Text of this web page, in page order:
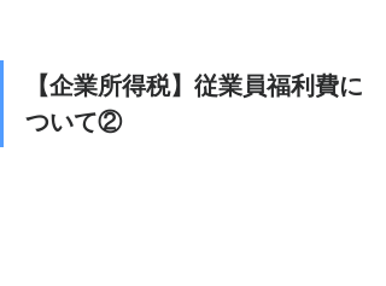
【企業所得税】従業員福利費に
ついて②